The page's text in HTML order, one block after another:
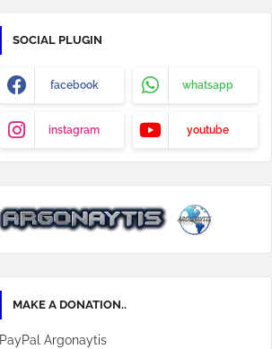
SOCIAL PLUGIN
facebook whatsapp
instagram youtube
MAKE A DONATION..
PayPal Argonaytis